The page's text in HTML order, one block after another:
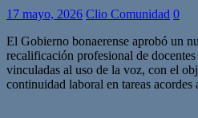
17 mayo, 2026 Clio Comunidad 0
El Gobierno bonaerense aprobó un
recalificación profesional de
vinculadas al uso de la voz, con el
continuidad laboral en tareas acordes